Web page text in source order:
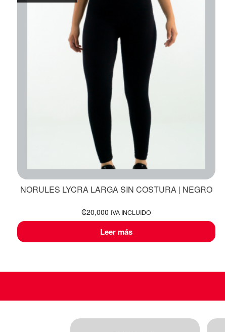
NORULES LYCRA LARGA SIN COSTURA | NEGRO
₡20,000 IVA INCLUIDO
Leer más